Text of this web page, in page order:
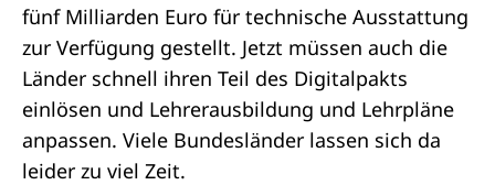
fünf Milliarden Euro für technische Ausstattung
zur Verfügung gestellt. Jetzt müssen auch die
Länder schnell ihren Teil des Digitalpakts
einlösen und Lehrerausbildung und Lehrpläne
anpassen. Viele Bundesländer lassen sich da
leider zu viel Zeit.